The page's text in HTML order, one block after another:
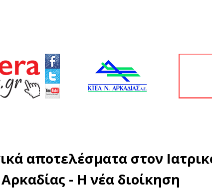
αποτελέσματα στον
- Η νέα διοίκηση